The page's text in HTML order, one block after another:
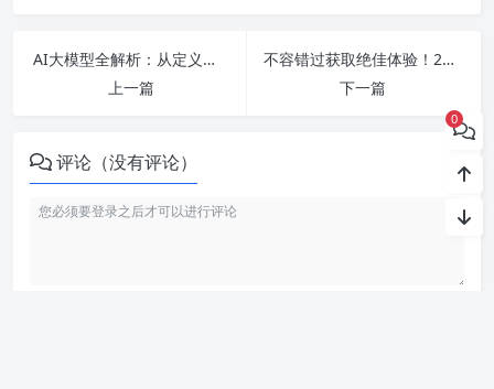
AI大模型全解析：从定义到应用全攻略，带你揭晓2024年最新发展趋势和排名！
上一篇
不容错过获取绝佳体验！25款最强免费的AI绘画软件推荐，你绝对不能错过！
下一篇
评论（没有评论）
0